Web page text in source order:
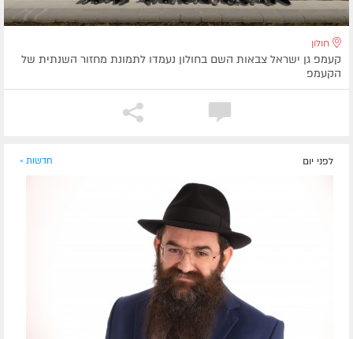
חולון
קעמפ גן ישראל צבאות השם בחולון נעמדו לתמונת מחזור השנתית של
הקעמפ
לפני יום חדשות »